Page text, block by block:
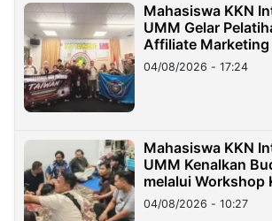
Mahasiswa KKN
UMM Gelar
Affiliate Marketing
Migran Indonesia
04/08/2026 - 17:24
Mahasiswa KKN
UMM Kenalkan
melalui Workshop
di Taiwan
04/08/2026 - 10:27